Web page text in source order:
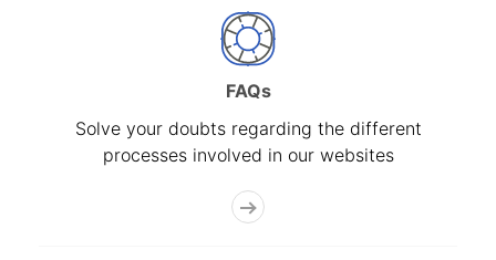
FAQs
Solve your doubts regarding the different
processes involved in our websites